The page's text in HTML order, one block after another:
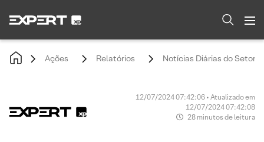
Ações Relatórios Notícias Diárias do Setor
12/07/2024 07:42:06 • Atualizado em
12/07/2024 07:42:08
28 minutos de leitura